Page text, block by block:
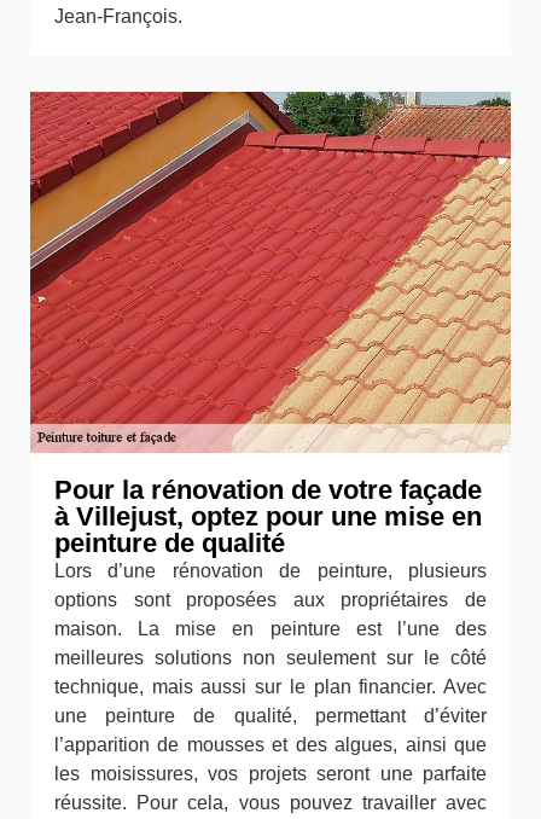
Jean-François.
Pour la rénovation de votre façade
à Villejust, optez pour une mise en
peinture de qualité
Lors d’une rénovation de peinture, plusieurs
options sont proposées aux propriétaires de
maison. La mise en peinture est l’une des
meilleures solutions non seulement sur le côté
technique, mais aussi sur le plan financier. Avec
une peinture de qualité, permettant d’éviter
l’apparition de mousses et des algues, ainsi que
les moisissures, vos projets seront une parfaite
réussite. Pour cela, vous pouvez travailler avec